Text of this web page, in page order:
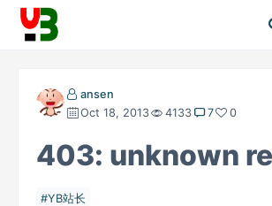
ansen
Oct 18, 2013
4133 7 0
403: unknown
YB站长